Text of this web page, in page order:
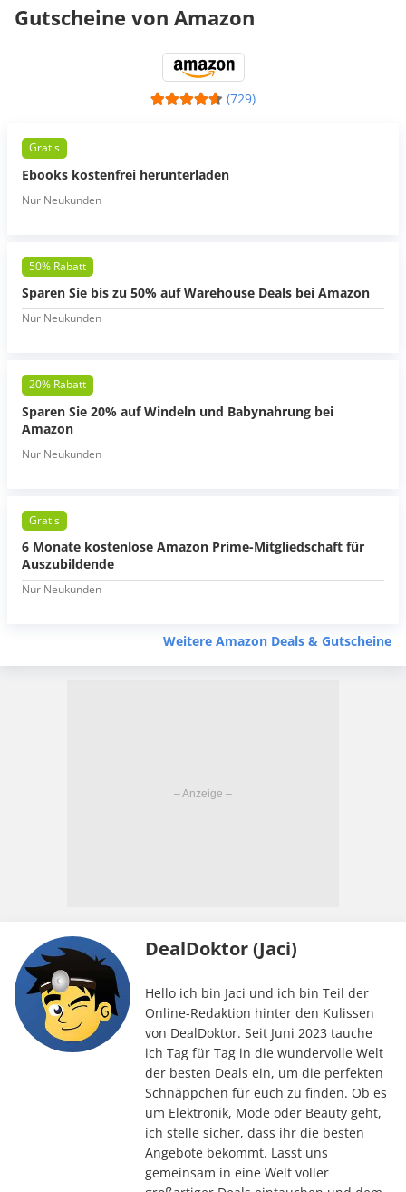
Gutscheine von Amazon
(729)
Gratis
Ebooks kostenfrei herunterladen
Nur Neukunden
50% Rabatt
Sparen Sie bis zu 50% auf Warehouse Deals bei Amazon
Nur Neukunden
20% Rabatt
Sparen Sie 20% auf Windeln und Babynahrung bei
Amazon
Nur Neukunden
Gratis
6 Monate kostenlose Amazon Prime-Mitgliedschaft für
Auszubildende
Nur Neukunden
Weitere Amazon Deals & Gutscheine
DealDoktor (Jaci)
Hello ich bin Jaci und ich bin Teil der
Online-Redaktion hinter den Kulissen
von DealDoktor. Seit Juni 2023 tauche
ich Tag für Tag in die wundervolle Welt
der besten Deals ein, um die perfekten
Schnäppchen für euch zu finden. Ob es
um Elektronik, Mode oder Beauty geht,
ich stelle sicher, dass ihr die besten
Angebote bekommt. Lasst uns
gemeinsam in eine Welt voller